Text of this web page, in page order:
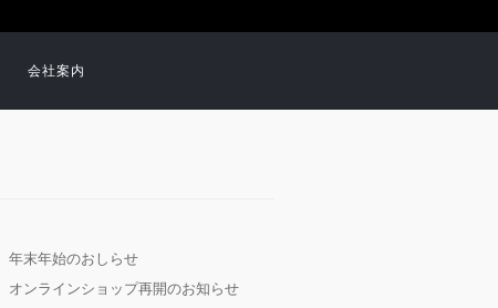
会社案内
年末年始のおしらせ
オンラインショップ再開のお知らせ